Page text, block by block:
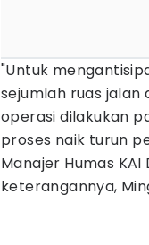
"Untuk
sejumlah ruas jalan
operasi dilakukan
proses naik turun
Manajer Humas
keterangannya,